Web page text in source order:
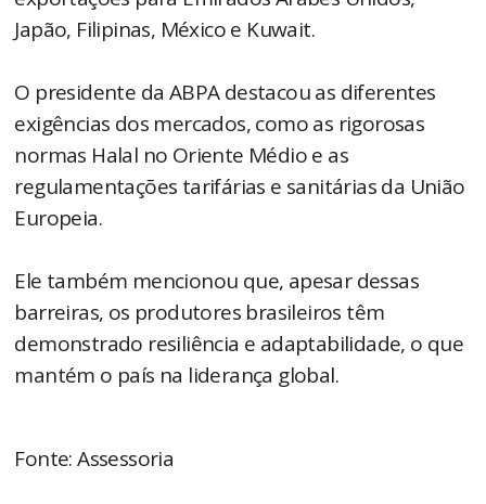
Japão, Filipinas, México e Kuwait.
O presidente da ABPA destacou as diferentes
exigências dos mercados, como as rigorosas
normas Halal no Oriente Médio e as
regulamentações tarifárias e sanitárias da União
Europeia.
Ele também mencionou que, apesar dessas
barreiras, os produtores brasileiros têm
demonstrado resiliência e adaptabilidade, o que
mantém o país na liderança global.
Fonte: Assessoria